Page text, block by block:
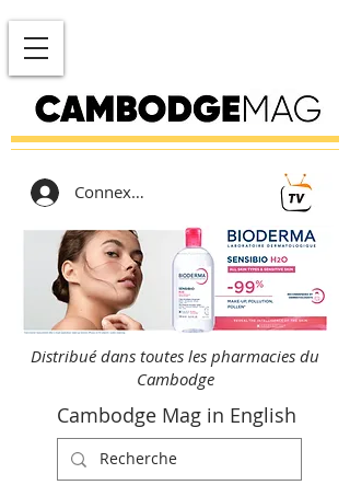
Connexion
Distribué dans toutes les pharmacies du
Cambodge
Cambodge Mag in English